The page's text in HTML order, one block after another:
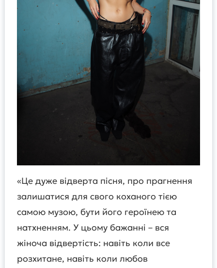
«Це дуже відверта пісня, про прагнення
залишатися для свого коханого тією
самою музою, бути його героїнею та
натхненням. У цьому бажанні – вся
жіноча відвертість: навіть коли все
розхитане, навіть коли любов